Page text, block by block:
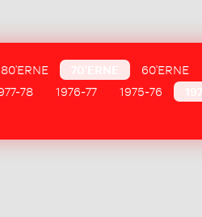
80'ERNE 60'ERNE
78 1976-77 1975-76